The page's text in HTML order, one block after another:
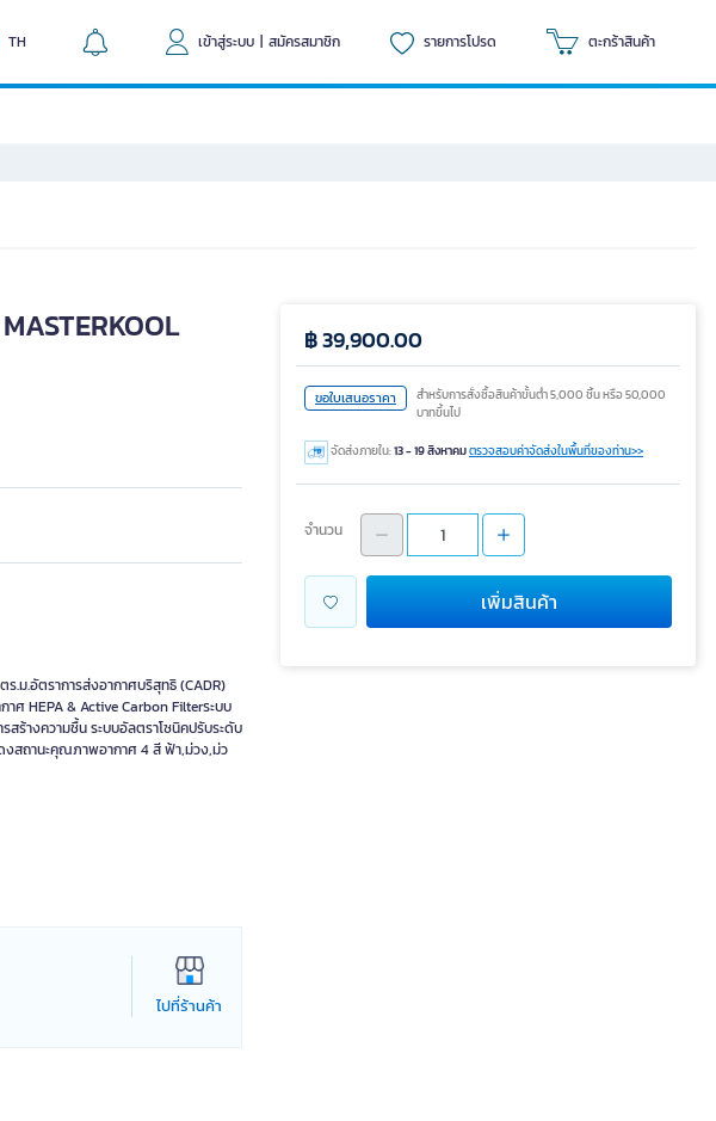
TH เข้าสู่ระบบ | สมัครสมาชิก รายการโปรด ตะกร้าสินค้า
ม.อัตราการส่งอากาศบริสุทธิ (CADR)
ศ HEPA & Active Carbon Filterระบบ
สร้างความชื้น ระบบอัลตราโซนิคปรับระดับ
งสถานะคุณภาพอากาศ 4 สี ฟ้า,ม่วง,ม่ว
ไปที่ร้านค้า
฿ 39,900.00
ขอใบเสนอราคา
สำหรับการสั่งซื้อสินค้าขั้นต่ำ 5,000 ชิ้น หรือ 50,000
บาทขึ้นไป
จัดส่งภายใน:13 - 19 สิงหาคมตรวจสอบค่าจัดส่งในพื้นที่ของท่าน>>
จำนวน
เพิ่มสินค้า